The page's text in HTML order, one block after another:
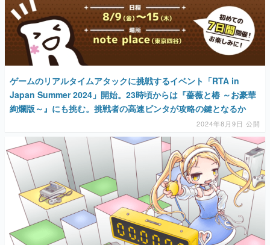
ゲームのリアルタイムアタックに挑戦するイベント「RTA in
Japan Summer 2024」開始。23時頃からは『薔薇と椿 ～お豪華
絢爛版～』にも挑む。挑戦者の高速ビンタが攻略の鍵となるか
2024年8月9日 公開